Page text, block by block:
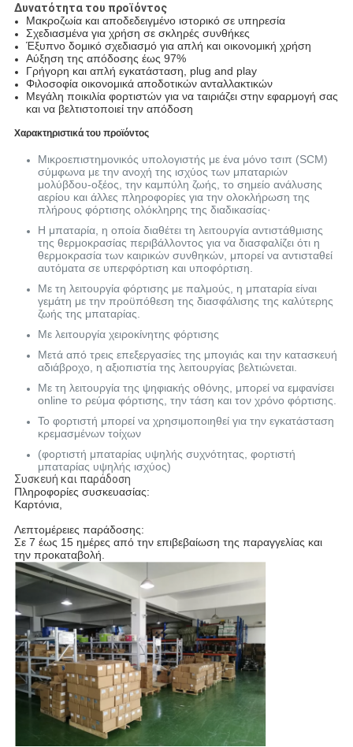
Δυνατότητα του προϊόντος
Μακροζωία και αποδεδειγμένο ιστορικό σε υπηρεσία
Σχεδιασμένα για χρήση σε σκληρές συνθήκες
Έξυπνο δομικό σχεδιασμό για απλή και οικονομική χρήση
Αύξηση της απόδοσης έως 97%
Γρήγορη και απλή εγκατάσταση, plug and play
Φιλοσοφία οικονομικά αποδοτικών ανταλλακτικών
Μεγάλη ποικιλία φορτιστών για να ταιριάζει στην εφαρμογή σας
και να βελτιστοποιεί την απόδοση
Χαρακτηριστικά του προϊόντος
Μικροεπιστημονικός υπολογιστής με ένα μόνο τσιπ (SCM)
σύμφωνα με την ανοχή της ισχύος των μπαταριών
μολύβδου-οξέος, την καμπύλη ζωής, το σημείο ανάλυσης
αερίου και άλλες πληροφορίες για την ολοκλήρωση της
πλήρους φόρτισης ολόκληρης της διαδικασίας·
Η μπαταρία, η οποία διαθέτει τη λειτουργία αντιστάθμισης
της θερμοκρασίας περιβάλλοντος για να διασφαλίζει ότι η
θερμοκρασία των καιρικών συνθηκών, μπορεί να αντισταθεί
αυτόματα σε υπερφόρτιση και υποφόρτιση.
Με τη λειτουργία φόρτισης με παλμούς, η μπαταρία είναι
γεμάτη με την προϋπόθεση της διασφάλισης της καλύτερης
ζωής της μπαταρίας.
Με λειτουργία χειροκίνητης φόρτισης
Μετά από τρεις επεξεργασίες της μπογιάς και την κατασκευή
αδιάβροχο, η αξιοπιστία της λειτουργίας βελτιώνεται.
Με τη λειτουργία της ψηφιακής οθόνης, μπορεί να εμφανίσει
online το ρεύμα φόρτισης, την τάση και τον χρόνο φόρτισης.
Το φορτιστή μπορεί να χρησιμοποιηθεί για την εγκατάσταση
κρεμασμένων τοίχων
(φορτιστή μπαταρίας υψηλής συχνότητας, φορτιστή
μπαταρίας υψηλής ισχύος)
Συσκευή και παράδοση
Πληροφορίες συσκευασίας:
Καρτόνια,
Λεπτομέρειες παράδοσης:
Σε 7 έως 15 ημέρες από την επιβεβαίωση της παραγγελίας και
την προκαταβολή.